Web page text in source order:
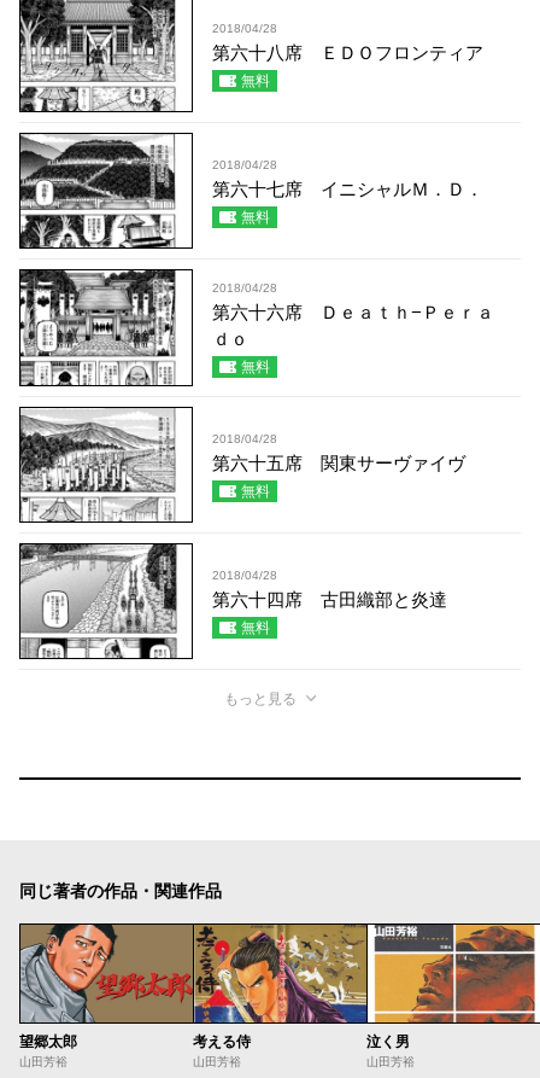
2018/04/28
第六十八席 ＥＤＯフロンティア
無料
2018/04/28
第六十七席 イニシャルＭ．Ｄ．
無料
2018/04/28
第六十六席 Ｄｅａｔｈ−Ｐｅｒａ
ｄｏ
無料
2018/04/28
第六十五席 関東サーヴァイヴ
無料
2018/04/28
第六十四席 古田織部と炎達
無料
もっと見る
同じ著者の作品・関連作品
望郷太郎
山田芳裕
考える侍
山田芳裕
泣く男
山田芳裕